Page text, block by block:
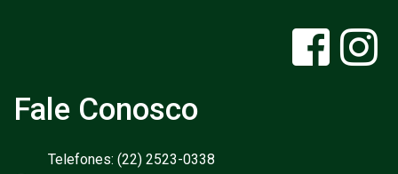
Fale Conosco
Telefones: (22) 2523-0338